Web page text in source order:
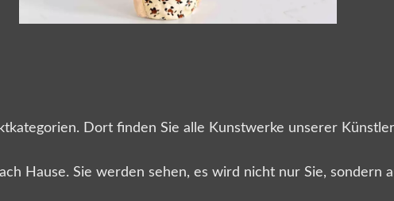
Dort finden Sie alle Kunstwerke unserer
Hause. Sie werden sehen, es wird nicht nur Sie, sondern